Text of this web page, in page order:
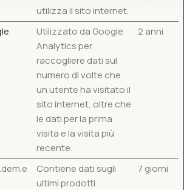
utilizza il sito internet.
Utilizzato da Google
Analytics per
raccogliere dati sul
numero di volte che
un utente ha visitato il
sito internet, oltre che
le dati per la prima
visita e la visita più
recente.
2 anni
Contiene dati sugli
ultimi prodotti
7 giorni